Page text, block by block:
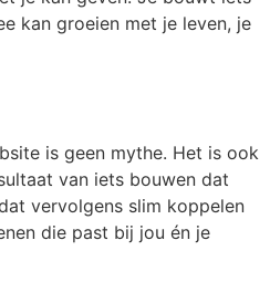
kan groeien met je leven, je
is geen mythe. Het is ook
van iets bouwen dat
vervolgens slim koppelen
die past bij jou én je